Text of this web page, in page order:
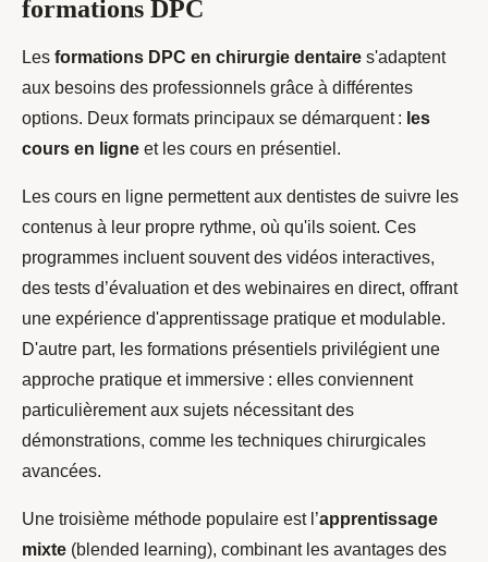
formations DPC
Les formations DPC en chirurgie dentaire s'adaptent
aux besoins des professionnels grâce à différentes
options. Deux formats principaux se démarquent : les
cours en ligne et les cours en présentiel.
Les cours en ligne permettent aux dentistes de suivre les
contenus à leur propre rythme, où qu'ils soient. Ces
programmes incluent souvent des vidéos interactives,
des tests d’évaluation et des webinaires en direct, offrant
une expérience d'apprentissage pratique et modulable.
D'autre part, les formations présentiels privilégient une
approche pratique et immersive : elles conviennent
particulièrement aux sujets nécessitant des
démonstrations, comme les techniques chirurgicales
avancées.
Une troisième méthode populaire est l’apprentissage
mixte (blended learning), combinant les avantages des